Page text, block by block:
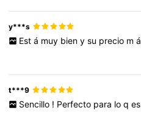
y***s
Est á muy bien y su precio m á
t***9
Sencillo ! Perfecto para lo q es